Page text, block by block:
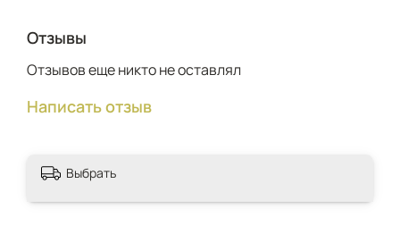
Отзывы
Отзывов еще никто не оставлял
Написать отзыв
Выбрать